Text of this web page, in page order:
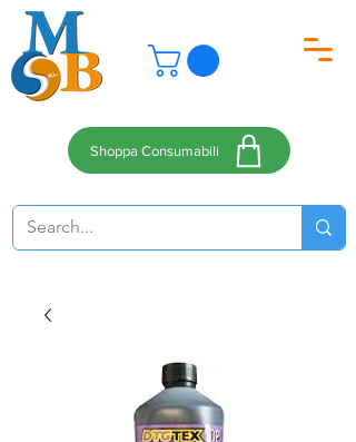
Shoppa Consumabili